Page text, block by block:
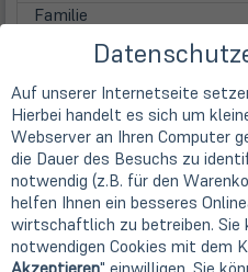
Familie
6 Kerne (Hexa-Core)
Taktfrequenz
2,1 GHz
Max. Turbo Taktfrequenz
3,50 GHz
Prozessorgrafik
Intel UHD 630 (4K Support)
Hauptspeicher
Auf unserer Internetseite
Hierbei handelt es sich um
Webserver an Ihren Computer
die Dauer des Besuchs zu
notwendig (z.B. für den
helfen Ihnen ein besseres
wirtschaftlich zu betreiben. Sie
notwendigen Cookies mit dem